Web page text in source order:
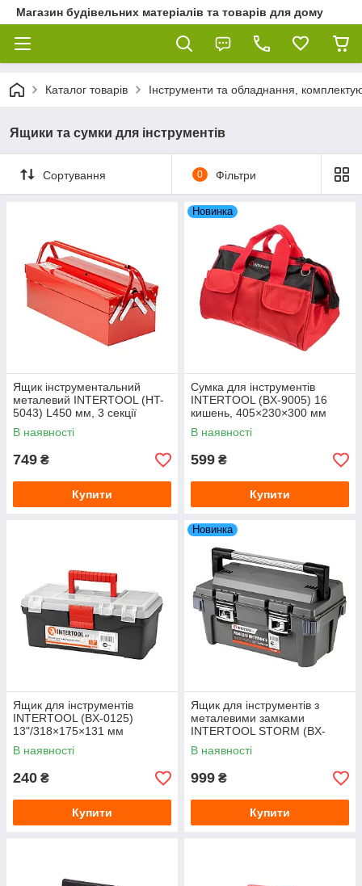
Магазин будівельних матеріалів та товарів для дому
Каталог товарів Інструменти та обладнання,
Ящики та сумки для інструментів
Сортування 0 Фільтри
Ящик інструментальний
металевий INTERTOOL (HT-
5043) L450 мм, 3 секції
В наявності
749 ₴
Купити
Новинка
Сумка для інструментів
INTERTOOL (BX-9005) 16
кишень, 405×230×300 мм
В наявності
599 ₴
Купити
Ящик для інструментів
INTERTOOL (BX-0125)
13"/318×175×131 мм
В наявності
240 ₴
Купити
Новинка
Ящик для інструментів з
металевими замками
INTERTOOL STORM (BX-
6020) 20"/500×275×265 мм
В наявності
999 ₴
Купити